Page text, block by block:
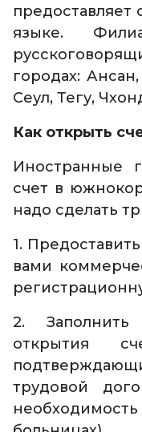
предоставляет
языке.
городах:
Сеул, Тегу,
Как открыть
Иностранные
счет в
надо сделать
1.
вами
2. Заполнить
открытия
трудовой